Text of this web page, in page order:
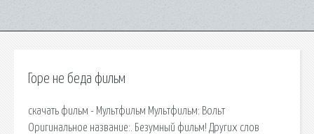
Горе не беда фильм
скачать фильм - Мультфильм Мультфильм: Вольт
Оригинальное название:. Безумный фильм! Других слов